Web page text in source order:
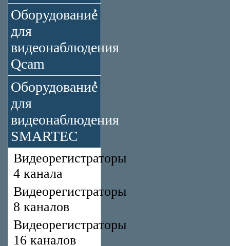
Оборудование
для
видеонаблюдения
Qcam
Оборудование
для
видеонаблюдения
SMARTEC
Видеорегистраторы
4 канала
Видеорегистраторы
8 каналов
Видеорегистраторы
16 каналов